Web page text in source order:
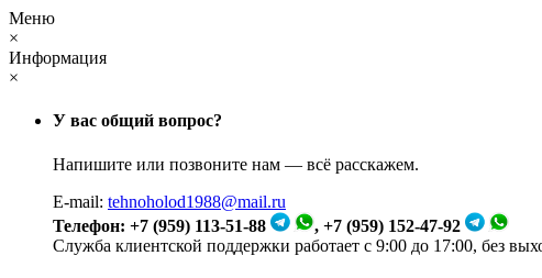
Меню
×
Информация
×
У вас общий вопрос?
Напишите или позвоните нам — всё расскажем.
E-mail: tehnoholod1988@mail.ru
Телефон: +7 (959) 113-51-88
, +7 (959) 152-47-92
Служба клиентской поддержки работает с 9:00 до 17:00, без